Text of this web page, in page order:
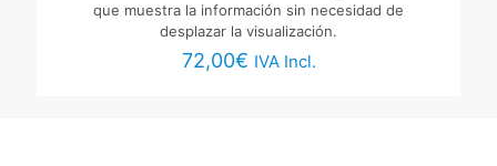
que muestra la información sin necesidad de
desplazar la visualización.
72,00€ IVA Incl.